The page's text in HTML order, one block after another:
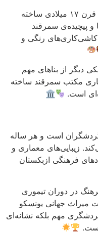
مدرسه شیردور: این مدرسه در قرن ۱۷ میلادی ساخته
و پیچیده‌ی سمرقند
رنگی و
دیگر از بناهای مهم
مکتب سمرقند ساخته
است.
🏛
است و هر ساله
زیبایی‌های معماری و
فرهنگی ازبکستان
در دوران تیموری
میراث جهانی یونسکو
مهم بلکه نشانه‌ای